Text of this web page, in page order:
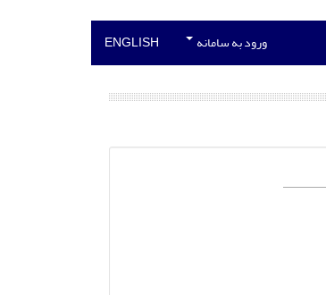
ورود به سامانه ENGLISH